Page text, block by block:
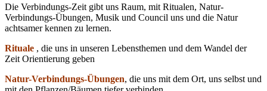
Die Verbindungs-Zeit gibt uns Raum, mit Ritualen, Natur-
Verbindungs-Übungen, Musik und Council uns und die Natur
achtsamer kennen zu lernen.
Rituale , die uns in unseren Lebensthemen und dem Wandel der
Zeit Orientierung geben
Natur-Verbindungs-Übungen, die uns mit dem Ort, uns selbst und